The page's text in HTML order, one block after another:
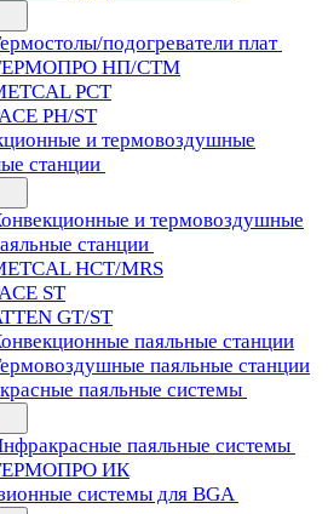
подогреватели плат
НП/СТМ
PCT
PH/ST
и термовоздушные
станции
и термовоздушные
станции
HCT/MRS
ST
GT/ST
паяльные станции
паяльные станции
паяльные системы
паяльные системы
ИК
системы для BGA